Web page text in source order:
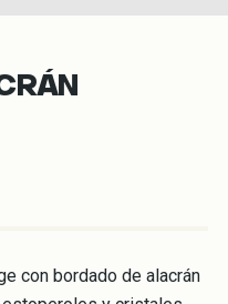
con bordado de alacrán